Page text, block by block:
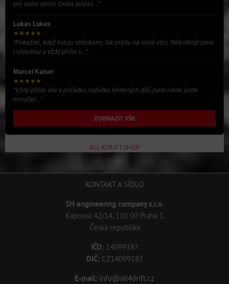
pro nebo street. Doba dodán..."
Lukas Lukas
★★★★★
"Pokaždé, když listuju stránkami, tak prijdu na nové věci. Několikrát jsem
i objednal a vždy přišlo v..."
Marcel Kaiser
★★★★★
"Vždy přišlo vše v pořádku,nabídka některých dílů,jsem nikde jinde
nenašel..."
ZOBRAZIT VŠE
ALL4DRIFT.SHOP
KONTAKT A SÍDLO
SH engineering company s.r.o.
Kaprova 42/14, 110 00 Praha 1
Česká republika
IČO:14099187
DIČ:CZ14099187
E-mail: info@all4drift.cz